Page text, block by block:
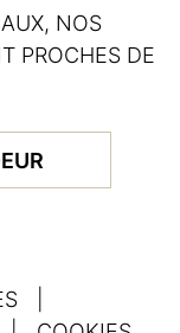
NOS
PROCHES DE